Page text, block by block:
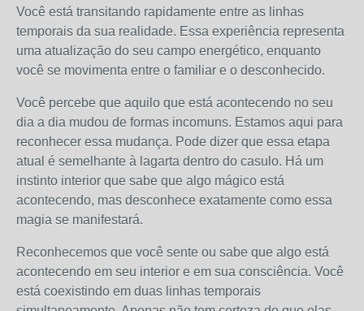
Você está transitando rapidamente entre as linhas
temporais da sua realidade. Essa experiência representa
uma atualização do seu campo energético, enquanto
você se movimenta entre o familiar e o desconhecido.
Você percebe que aquilo que está acontecendo no seu
dia a dia mudou de formas incomuns. Estamos aqui para
reconhecer essa mudança. Pode dizer que essa etapa
atual é semelhante à lagarta dentro do casulo. Há um
instinto interior que sabe que algo mágico está
acontecendo, mas desconhece exatamente como essa
magia se manifestará.
Reconhecemos que você sente ou sabe que algo está
acontecendo em seu interior e em sua consciência. Você
está coexistindo em duas linhas temporais